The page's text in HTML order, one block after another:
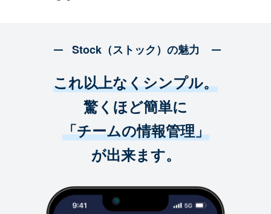
Stock（ストック）の魅力
これ以上なくシンプル。
驚くほど簡単に
「チームの情報管理」
が出来ます。